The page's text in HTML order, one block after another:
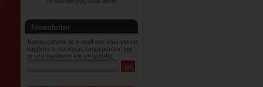
Newsletter
Καταχωρήστε το e-mail σας εδώ για να
λαμβάνετε συνεχώς ενημερώσεις για
τα νέα προϊόντα και υπηρεσίες.